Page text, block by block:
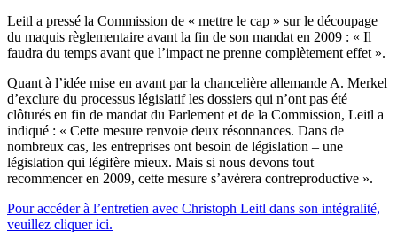
Leitl a pressé la Commission de « mettre le cap » sur le découpage
du maquis règlementaire avant la fin de son mandat en 2009 : « Il
faudra du temps avant que l’impact ne prenne complètement effet ».
Quant à l’idée mise en avant par la chancelière allemande A. Merkel
d’exclure du processus législatif les dossiers qui n’ont pas été
clôturés en fin de mandat du Parlement et de la Commission, Leitl a
indiqué : « Cette mesure renvoie deux résonnances. Dans de
nombreux cas, les entreprises ont besoin de législation – une
législation qui légifère mieux. Mais si nous devons tout
recommencer en 2009, cette mesure s’avèrera contreproductive ».
Pour accéder à l’entretien avec Christoph Leitl dans son intégralité,
veuillez cliquer ici.